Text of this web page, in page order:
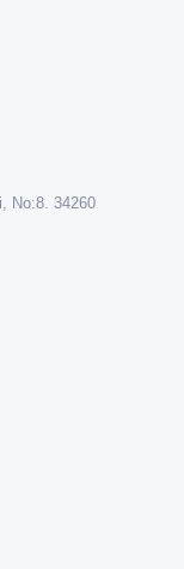
No:8. 34260